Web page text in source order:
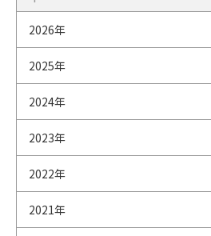
2026年
2025年
2024年
2023年
2022年
2021年